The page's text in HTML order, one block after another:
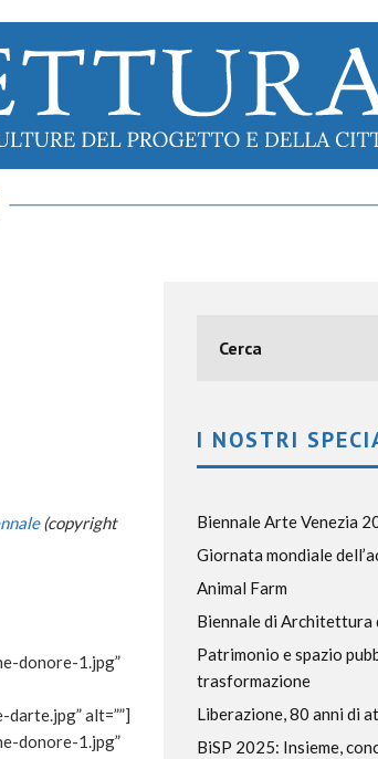
(copyright
donore-1.jpg”
alt=””]
donore-1.jpg”
I NOSTRI
Biennale Arte Venezia
Giornata mondiale
Animal Farm
Biennale di Architettura
Patrimonio e spazio
trasformazione
Liberazione, 80 anni di
BiSP 2025: Insieme,